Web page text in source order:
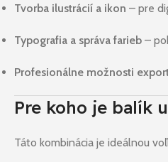
Tvorba ilustrácií a ikon – pre
Typografia a správa farieb –
Profesionálne možnosti
Pre koho je balík
Táto kombinácia je ideálnou